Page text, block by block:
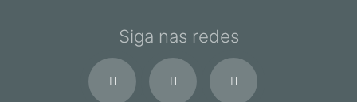
Siga nas redes